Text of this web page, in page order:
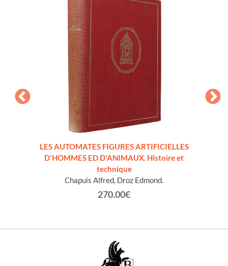
LES AUTOMATES FIGURES ARTIFICIELLES
D'HOMMES ED D'ANIMAUX. Histoire et
technique
Chapuis Alfred, Droz Edmond.
270.00€